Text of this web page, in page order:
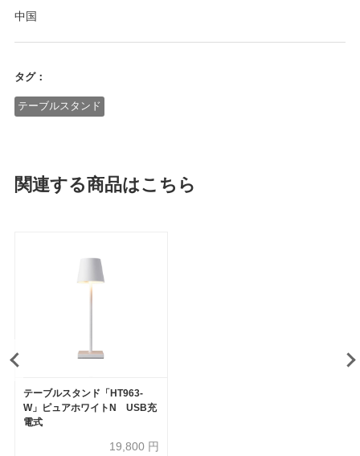
中国
タグ：
テーブルスタンド
関連する商品はこちら
テーブルスタンド「HT963-
W」ピュアホワイトN USB充
電式
19,800 円